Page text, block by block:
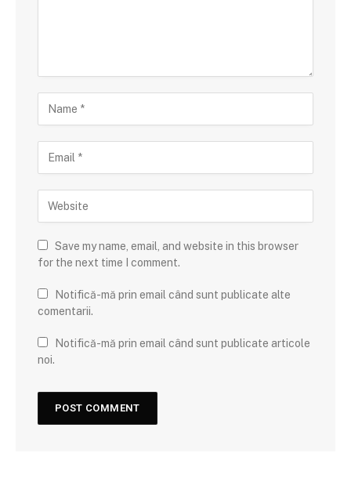
Save my name, email, and website in this browser
for the next time I comment.
Notifică-mă prin email când sunt publicate alte
comentarii.
Notifică-mă prin email când sunt publicate articole
noi.